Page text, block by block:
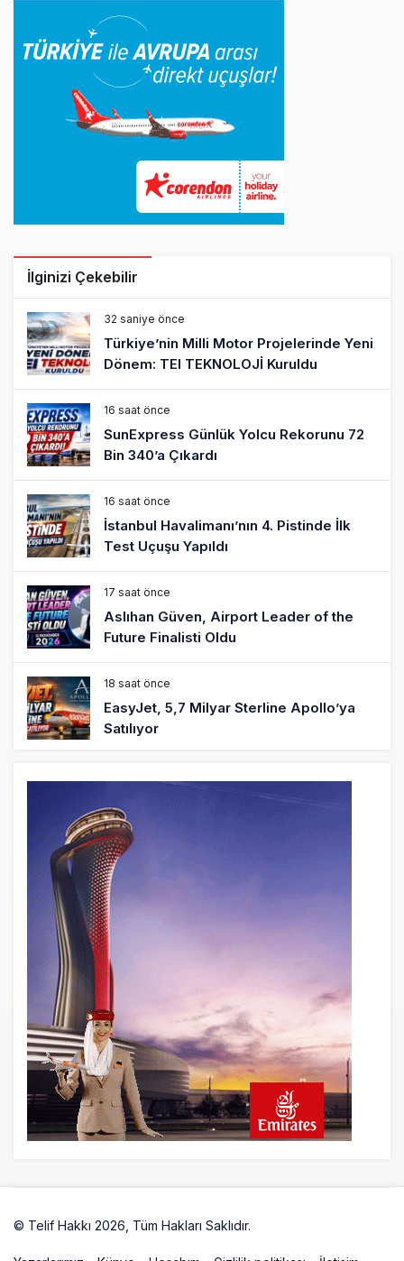
İlginizi Çekebilir
32 saniye önce
Türkiye’nin Milli Motor Projelerinde Yeni
Dönem: TEI TEKNOLOJİ Kuruldu
16 saat önce
SunExpress Günlük Yolcu Rekorunu 72
Bin 340’a Çıkardı
16 saat önce
İstanbul Havalimanı’nın 4. Pistinde İlk
Test Uçuşu Yapıldı
17 saat önce
Aslıhan Güven, Airport Leader of the
Future Finalisti Oldu
18 saat önce
EasyJet, 5,7 Milyar Sterline Apollo’ya
Satılıyor
Pilotlar, Teknisyenler, Kabin Ekipleri ve
Yer Hizmeti Çalışanları Gazeteci Olmaya
Çalışıyor!
21 saat önce
BookingAgora’dan Dubai’ye iki FAM Trip
24 saat önce
AJet Uçuşlarıyla Rus Turist İçin Yeni
Türkiye Rotası
© Telif Hakkı 2026, Tüm Hakları Saklıdır.